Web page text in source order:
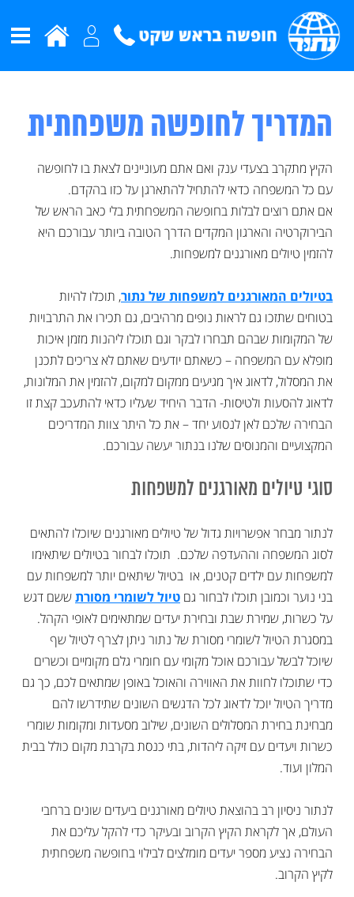
המדריך לחופשה משפחתית
הקיץ מתקרב בצעדי ענק ואם אתם מעוניינים לצאת בו לחופשה
עם כל המשפחה כדאי להתחיל להתארגן על כזו בהקדם.
אם אתם רוצים לבלות בחופשה המשפחתית בלי כאב הראש של
הבירוקרטיה והארגון המקדים הדרך הטובה ביותר עבורכם היא
להזמין טיולים מאורגנים למשפחות.
בטיולים המאורגנים למשפחות של נתור, תוכלו להיות
בטוחים שתזכו גם לראות נופים מרהיבים, גם תכירו את התרבויות
של המקומות שבהם תבחרו לבקר וגם תוכלו ליהנות מזמן איכות
מופלא עם המשפחה – כשאתם יודעים שאתם לא צריכים לתכנן
את המסלול, לדאוג איך מגיעים ממקום למקום, להזמין את המלונות,
לדאוג להסעות ולטיסות- הדבר היחיד שעליו כדאי להתעכב קצת זו
הבחירה שלכם לאן לנסוע יחד – את כל היתר צוות המדריכים
המקצועיים והמנוסים שלנו בנתור יעשה עבורכם.
סוגי טיולים מאורגנים למשפחות
לנתור מבחר אפשרויות גדול של טיולים מאורגנים שיוכלו להתאים
לסוג המשפחה וההעדפה שלכם. תוכלו לבחור בטיולים שיתאימו
למשפחות עם ילדים קטנים, או בטיול שיתאים יותר למשפחות עם
בני נוער וכמובן תוכלו לבחור גם טיול לשומרי מסורתששם דגש
על כשרות, שמירת שבת ובחירת יעדים שמתאימים לאופי הקהל.
במסגרת הטיול לשומרי מסורת של נתור ניתן לצרף לטיול שף
שיוכל לבשל עבורכם אוכל מקומי עם חומרי גלם מקומיים וכשרים
כדי שתוכלו לחוות את האווירה והאוכל באופן שמתאים לכם, כך גם
מדריך הטיול יוכל לדאוג לכל הדגשים השונים שתידרשו להם
מבחינת בחירת המסלולים השונים, שילוב מסעדות ומקומות שומרי
כשרות ויעדים עם זיקה ליהדות, בתי כנסת בקרבת מקום כולל בבית
המלון ועוד.
לנתור ניסיון רב בהוצאת טיולים מאורגנים ביעדים שונים ברחבי
העולם, אך לקראת הקיץ הקרוב ובעיקר כדי להקל עליכם את
הבחירה נציע מספר יעדים מומלצים לבילוי בחופשה משפחתית
לקיץ הקרוב.